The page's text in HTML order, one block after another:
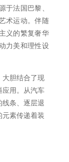
于法国巴黎、
术运动。伴随
义的繁复奢华
力美和理性设
大胆结合了现
应用。从汽车
线条、逐层退
素传递着装